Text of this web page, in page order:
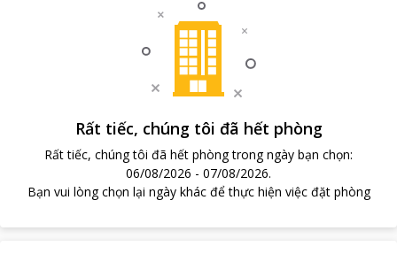
Rất tiếc, chúng tôi đã hết phòng
Rất tiếc, chúng tôi đã hết phòng trong ngày bạn chọn:
06/08/2026 - 07/08/2026.
Bạn vui lòng chọn lại ngày khác để thực hiện việc đặt phòng